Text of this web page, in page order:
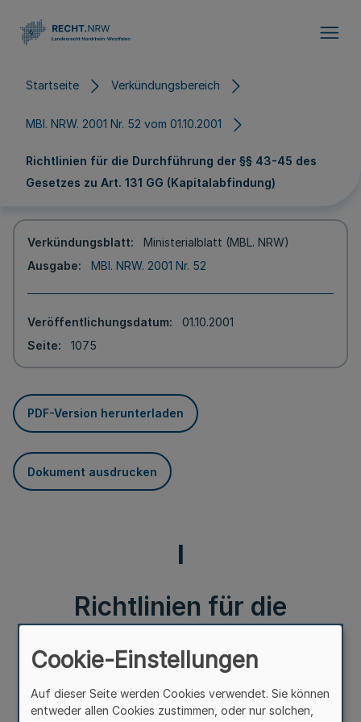
Startseite Verkündungsbereich
MBl. NRW. 2001 Nr. 52 vom 01.10.2001
Richtlinien für die Durchführung der §§ 43-45 des
Gesetzes zu Art. 131 GG (Kapitalabfindung)
Verkündungsblatt
Ministerialblatt (MBL. NRW)
Ausgabe
MBl. NRW. 2001 Nr. 52
Veröffentlichungsdatum
01.10.2001
Seite
1075
PDF-Version herunterladen
Dokument ausdrucken
I
Richtlinien für die
Durchführung der §§ 43-
45 des Gesetzes zu Art.
Cookie-Einstellungen
Auf dieser Seite werden Cookies verwendet. Sie können
entweder allen Cookies zustimmen, oder nur solchen,